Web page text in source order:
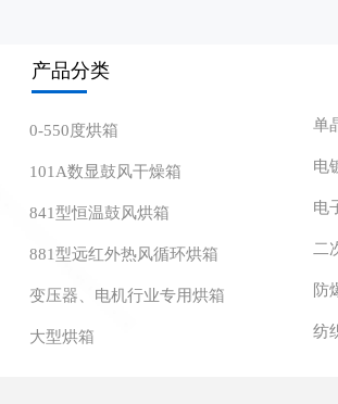
产品分类
0-550度烘箱
101A数显鼓风干燥箱
841型恒温鼓风烘箱
881型远红外热风循环烘箱
变压器、电机行业专用烘箱
大型烘箱
单
电
电
二
防
纺